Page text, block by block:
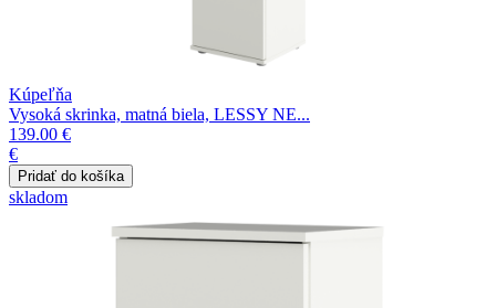
Kúpeľňa
Vysoká skrinka, matná biela, LESSY NE...
139.00 €
€
skladom